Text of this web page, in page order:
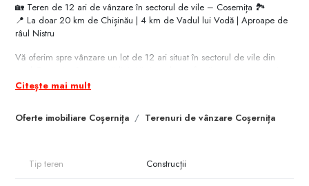
Oferte imobiliare Coșernița Terenuri de vânzare Coșernița
🏡 Teren de 12 ari de vânzare în sectorul de vile – Cosernița 🏞️
📍 La doar 20 km de Chișinău | 4 km de Vadul lui Vodă | Aproape de
râul Nistru
Vă oferim spre vânzare un lot de 12 ari situat în sectorul de vile din
unei case de locuit sau de vacanță.
✅ Gaz
✅ Apeduct
✅ Poartă electrică de acces
Citește mai mult
Tip teren Construcții